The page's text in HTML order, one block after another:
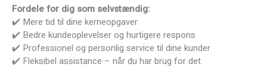
Fordele for dig som selvstændig:
✔️ Mere tid til dine kerneopgaver
✔️ Bedre kundeoplevelser og hurtigere respons
✔️ Professionel og personlig service til dine kunder
✔️ Fleksibel assistance – når du har brug for det